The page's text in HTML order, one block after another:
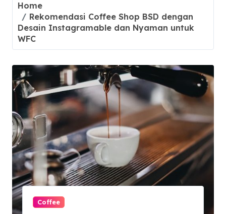
Home
Rekomendasi Coffee Shop BSD dengan
Desain Instagramable dan Nyaman untuk
WFC
Coffee